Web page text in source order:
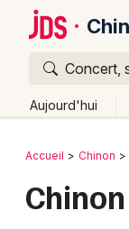
Concert,
Aujourd'hui
Publier
Bordeaux
Retour
Accueil Chinon
Quoi ?
Où ?
Partout
Près